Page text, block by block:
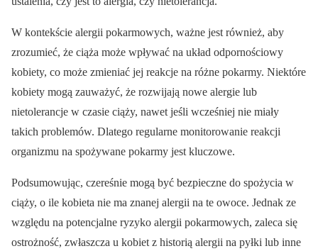
W kontekście alergii pokarmowych, ważne jest również, aby
zrozumieć, że ciąża może wpływać na układ odpornościowy
kobiety, co może zmieniać jej reakcje na różne pokarmy. Niektóre
kobiety mogą zauważyć, że rozwijają nowe alergie lub
nietolerancje w czasie ciąży, nawet jeśli wcześniej nie miały
takich problemów. Dlatego regularne monitorowanie reakcji
organizmu na spożywane pokarmy jest kluczowe.
Podsumowując, czereśnie mogą być bezpieczne do spożycia w
ciąży, o ile kobieta nie ma znanej alergii na te owoce. Jednak ze
względu na potencjalne ryzyko alergii pokarmowych, zaleca się
ostrożność, zwłaszcza u kobiet z historią alergii na pyłki lub inne